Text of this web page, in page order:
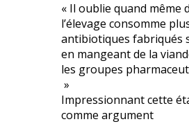
« Il oublie quand même
l’élevage consomme
antibiotiques fabriqués
en mangeant de la
les groupes
»
Impressionnant cette
comme argument